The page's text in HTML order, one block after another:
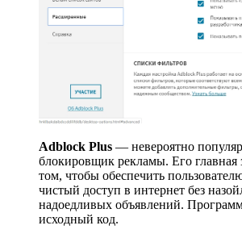
Adblock Plus — невероятно
блокировщик рекламы. Его главная
том, чтобы обеспечить
чистый доступ в интернет без
надоедливых объявлений.
исходный код.